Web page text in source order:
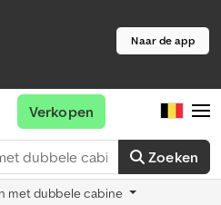
Naar de app
Zoeken
Verkopen
met dubbele cabine